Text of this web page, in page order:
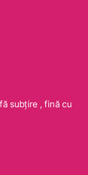
subţire , fină cu